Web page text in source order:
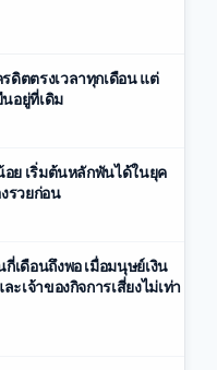
ดิตตรงเวลาทุกเดือน แต่
อยู่ที่เดิม
อย เริ่มต้นหลักพันได้ในยุค
รวยก่อน
กี่เดือนถึงพอ เมื่อมนุษย์เงิน
ะเจ้าของกิจการเสี่ยงไม่เท่า